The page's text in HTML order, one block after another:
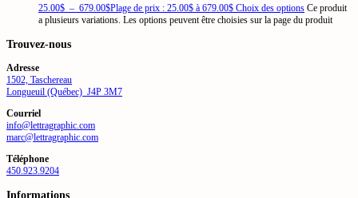
25.00$ – 679.00$Plage de prix : 25.00$ à 679.00$ Choix des options Ce produit
a plusieurs variations. Les options peuvent être choisies sur la page du produit
Trouvez-nous
Adresse
1502, Taschereau
Longueuil (Québec) J4P 3M7
Courriel
info@lettragraphic.com
marc@lettragraphic.com
Téléphone
450.923.9204
Informations